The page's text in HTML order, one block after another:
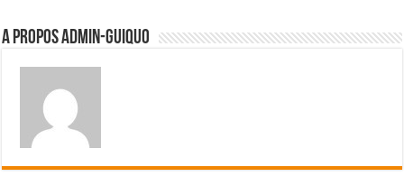
A propos admin-guiquo